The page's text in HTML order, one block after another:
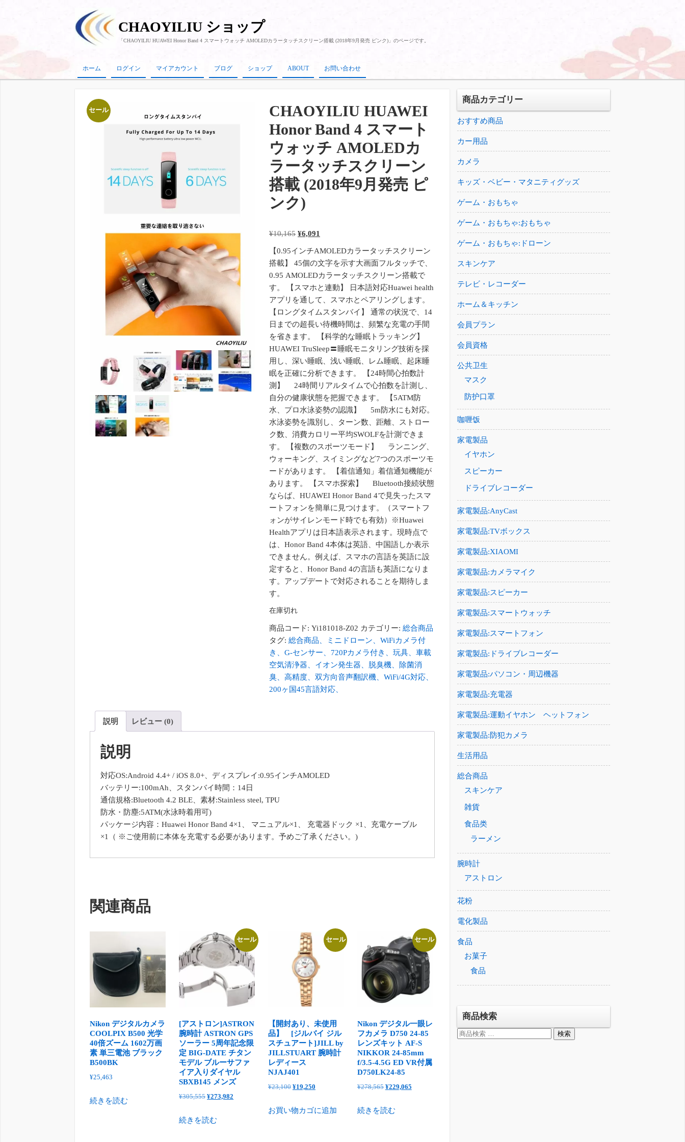
CHAOYILIU ショップ
「CHAOYILIU HUAWEI Honor Band 4 スマートウォッチ AMOLEDカラータッチスクリーン搭載 (2018年9月発売 ピンク)」のページです。
ホーム ログイン マイアカウント ブログ ショップ ABOUT お問い合わせ
セール
CHAOYILIU HUAWEI
Honor Band 4 スマート
ウォッチ AMOLEDカ
ラータッチスクリーン
搭載 (2018年9月発売 ピ
ンク)
¥10,165 元
¥10,165
で
¥6,091
の
で
す。
【0.95インチAMOLEDカラータッチスクリーン
搭載】 45個の文字を示す大画面フルタッチで、
0.95 AMOLEDカラータッチスクリーン搭載で
す。 【スマホと連動】 日本語対応Huawei health
アプリを通して、スマホとペアリングします。
【ロングタイムスタンバイ】 通常の状況で、14
日までの超長い待機時間は、頻繁な充電の手間
を省きます。 【科学的な睡眠トラッキング】
HUAWEI TruSleep〓睡眠モニタリング技術を採
用し、深い睡眠、浅い睡眠、レム睡眠、起床睡
眠を正確に分析できます。 【24時間心拍数計
測】 24時間リアルタイムで心拍数を計測し、
自分の健康状態を把握できます。 【5ATM防
水、プロ水泳姿勢の認識】 5m防水にも対応。
水泳姿勢を識別し、ターン数、距離、ストロー
ク数、消費カロリー平均SWOLFを計測できま
す。 【複数のスポーツモード】 ランニング、
ウォーキング、スイミングなど7つのスポーツモ
ードがあります。 【着信通知」着信通知機能が
あります。 【スマホ探索】 Bluetooth接続状態
ならば、HUAWEI Honor Band 4で見失ったスマ
ートフォンを簡単に見つけます。（スマートフ
ォンがサイレンモード時でも有効）※Huawei
Healthアプリは日本語表示されます。現時点で
は、Honor Band 4本体は英語、中国語しか表示
できません。例えば、スマホの言語を英語に設
定すると、Honor Band 4の言語も英語になりま
す。アップデートで対応されることを期待しま
す。
在庫切れ
商品コード:Yi181018-Z02 カテゴリー:総合商品
タグ:総合商品、ミニドローン、WiFiカメラ付
き、G-センサー、720Pカメラ付き、玩具、車載
空気清浄器、イオン発生器、脱臭機、除菌消
臭、高精度、双方向音声翻訳機、WiFi/4G対応、
200ヶ国45言語対応、
説明 レビュー (0)
説明
対応OS:Android 4.4+ / iOS 8.0+、ディスプレイ:0.95インチAMOLED
バッテリー:100mAh、スタンバイ時間：14日
通信規格:Bluetooth 4.2 BLE、素材:Stainless steel, TPU
防水・防塵:5ATM(水泳時着用可)
パッケージ内容：Huawei Honor Band 4×1、 マニュアル×1、 充電器ドック ×1、充電ケーブル
×1（ ※ご使用前に本体を充電する必要があります。予めご了承ください。)
関連商品
Nikon デジタルカメラ
COOLPIX B500 光学
40倍ズーム 1602万画
素 単三電池 ブラック
B500BK
¥25,463
続きを読む
セール
[アストロン]ASTRON
腕時計 ASTRON GPS
ソーラー 5周年記念限
定 BIG-DATE チタン
モデル ブルーサファ
イア入りダイヤル
SBXB145 メンズ
¥305,555 元
価
¥273,982
続きを読む
セール
【開封あり、未使用
品】 [ジルバイ ジル
スチュアート]JILL by
JILLSTUART 腕時計
レディース
NJAJ401
¥23,100 元
価
¥19,250現
の
お買い物カゴに追加
セール
Nikon デジタル一眼レ
フカメラ D750 24-85
レンズキット AF-S
NIKKOR 24-85mm
f/3.5-4.5G ED VR付属
D750LK24-85
¥278,565 元
価
¥229,065現
続きを読む
商品カテゴリー
おすすめ商品
カー用品
カメラ
キッズ・ベビー・マタニティグッズ
ゲーム・おもちゃ
ゲーム・おもちゃ:おもちゃ
ゲーム・おもちゃ:ドローン
スキンケア
テレビ・レコーダー
ホーム＆キッチン
会員プラン
会員資格
公共卫生
マスク
防护口罩
咖喱饭
家電製品
イヤホン
スピーカー
ドライブレコーダー
家電製品:AnyCast
家電製品:TVボックス
家電製品:XIAOMI
家電製品:カメラマイク
家電製品:スピーカー
家電製品:スマートウォッチ
家電製品:スマートフォン
家電製品:ドライブレコーダー
家電製品:パソコン・周辺機器
家電製品:充電器
家電製品:運動イヤホン ヘットフォン
家電製品:防犯カメラ
生活用品
総合商品
スキンケア
雑貨
食品类
ラーメン
腕時計
アストロン
花粉
電化製品
食品
お菓子
食品
商品検索
検
検索